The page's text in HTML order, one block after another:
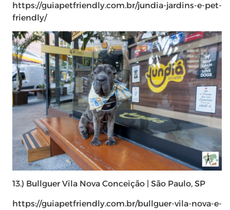
https://guiapetfriendly.com.br/jundia-jardins-e-pet-
friendly/
13.) Bullguer Vila Nova Conceição | São Paulo, SP
https://guiapetfriendly.com.br/bullguer-vila-nova-e-